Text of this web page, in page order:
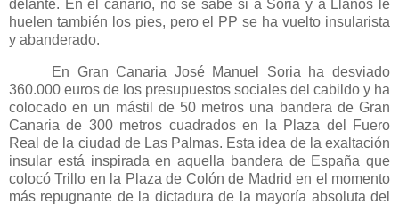
delante. En el canario, no se sabe si a Soria y a Llanos le
huelen también los pies, pero el PP se ha vuelto insularista
y abanderado.
En Gran Canaria José Manuel Soria ha desviado
360.000 euros de los presupuestos sociales del cabildo y ha
colocado en un mástil de 50 metros una bandera de Gran
Canaria de 300 metros cuadradosen la Plaza del Fuero
Real de la ciudad de Las Palmas. Esta idea de la exaltación
insular está inspirada en aquella bandera de España que
colocó Trillo en la Plaza de Colón de Madrid en el momento
más repugnante de la dictadura de la mayoría absoluta del